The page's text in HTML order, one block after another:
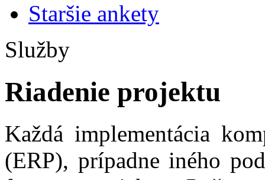
Staršie ankety
Služby
Riadenie projektu
Každá implementácia
(ERP), prípadne iného